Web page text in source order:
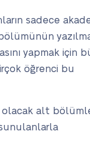
sadece
yapmak için
öğrenci bu
olacak alt